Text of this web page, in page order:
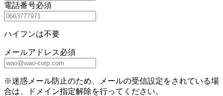
電話番号必須
ハイフンは不要
メールアドレス必須
※迷惑メール防止のため、メールの受信設定をされている場
合は、ドメイン指定解除を行ってください。